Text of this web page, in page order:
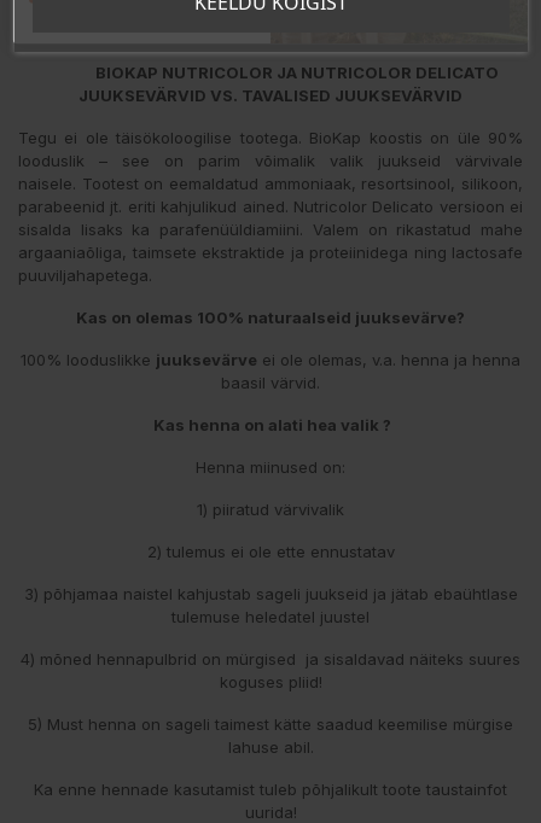
BIOKAP NUTRICOLOR JA NUTRICOLOR DELICATO
JUUKSEVÄRVID VS. TAVALISED JUUKSEVÄRVID
Tegu ei ole täisökoloogilise tootega. BioKap koostis on üle 90%
looduslik – see on parim võimalik valik juukseid värvivale
naisele. Tootest on eemaldatud ammoniaak, resortsinool, silikoon,
parabeenid jt. eriti kahjulikud ained. Nutricolor Delicato versioon ei
sisalda lisaks ka parafenüüldiamiini. Valem on rikastatud mahe
argaaniaõliga, taimsete ekstraktide ja proteiinidega ning lactosafe
puuviljahapetega.
Kas on olemas 100% naturaalseid juuksevärve?
100% looduslikke juuksevärve ei ole olemas, v.a. henna ja henna
baasil värvid.
Kas henna on alati hea valik ?
Henna miinused on:
1) piiratud värvivalik
2) tulemus ei ole ette ennustatav
3) põhjamaa naistel kahjustab sageli juukseid ja jätab ebaühtlase
tulemuse heledatel juustel
4) mõned hennapulbrid on mürgised ja sisaldavad näiteks suures
koguses pliid!
5) Must henna on sageli taimest kätte saadud keemilise mürgise
lahuse abil.
Ka enne hennade kasutamist tuleb põhjalikult toote taustainfot
uurida!